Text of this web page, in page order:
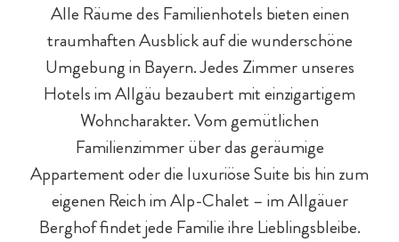
Alle Räume des Familienhotels bieten einen
traumhaften Ausblick auf die wunderschöne
Umgebung in Bayern. Jedes Zimmer unseres
Hotels im Allgäu bezaubert mit einzigartigem
Wohncharakter. Vom gemütlichen
Familienzimmer über das geräumige
Appartement oder die luxuriöse Suite bis hin zum
eigenen Reich im Alp-Chalet – im Allgäuer
Berghof findet jede Familie ihre Lieblingsbleibe.